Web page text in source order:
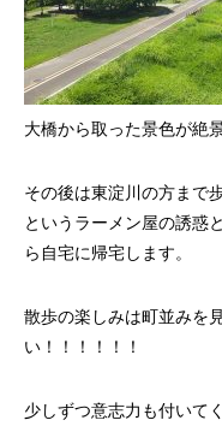
大橋から取った景色が絶
その後は東淀川の方まで
というラーメン屋の誘惑
ら自宅に帰宅します。
散歩の楽しみは町並みを
い！！！！！！
少しずつ意志力も付いて